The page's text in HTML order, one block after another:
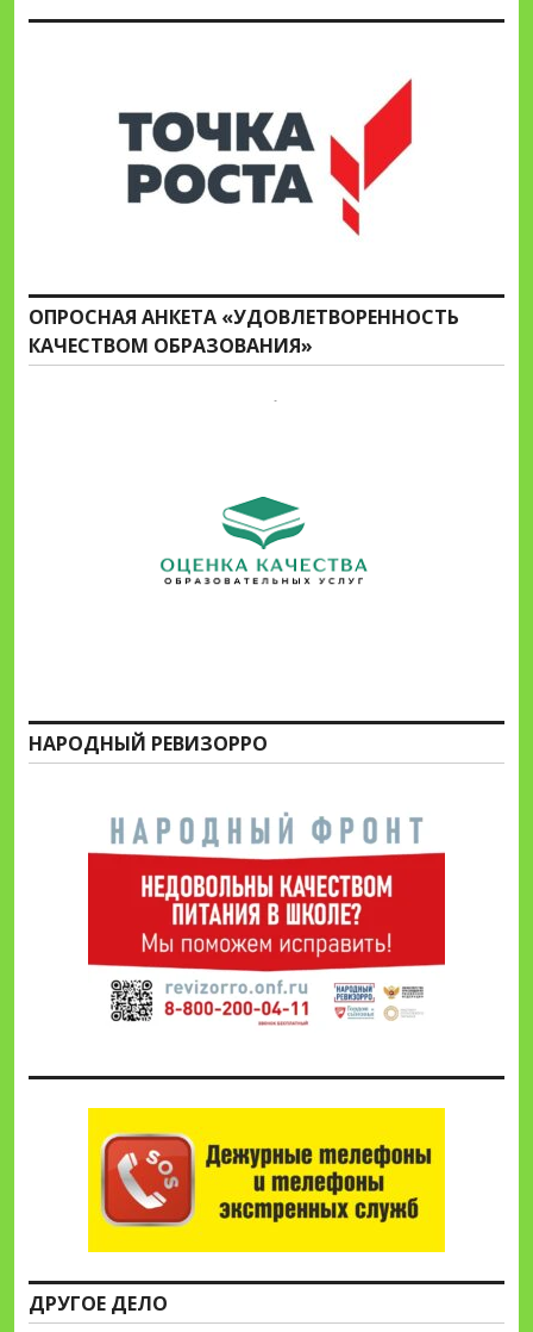
ОПРОСНАЯ АНКЕТА «УДОВЛЕТВОРЕННОСТЬ
КАЧЕСТВОМ ОБРАЗОВАНИЯ»
НАРОДНЫЙ РЕВИЗОРРО
ДРУГОЕ ДЕЛО